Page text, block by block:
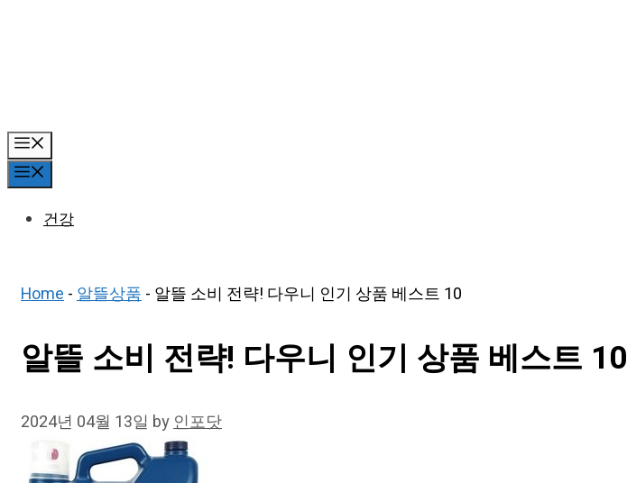
건강
Home-알뜰상품- 알뜰 소비 전략! 다우니 인기 상품 베스트 10
알뜰 소비 전략! 다우니 인기 상품 베스트 10
2024년 04월 13일 by인포닷